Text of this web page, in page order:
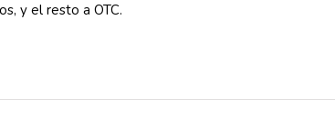
y el resto a OTC.